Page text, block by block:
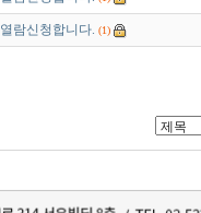
열람신청합니다. (1)